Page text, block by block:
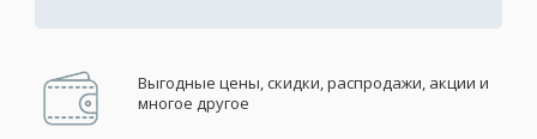
Выгодные цены, скидки, распродажи, акции и
многое другое